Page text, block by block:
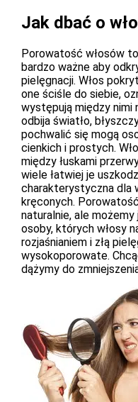
Jak dbać o
Porowatość włosów
bardzo ważne aby
pielęgnacji. Włos
one ściśle do siebie,
występują między nimi
odbija światło,
pochwalić się mogą
cienkich i prostych.
między łuskami
wiele łatwiej je
charakterystyczna dla
kręconych.
naturalnie, ale
osoby, których włosy
rozjaśnianiem i złą
wysokoporowate.
dążymy do